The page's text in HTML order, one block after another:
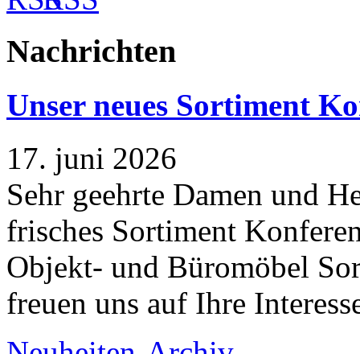
Nachrichten
Unser neues Sortiment
17. juni 2026
Sehr geehrte Damen und
frisches Sortiment
Objekt- und Büromöbel
freuen uns auf Ihre